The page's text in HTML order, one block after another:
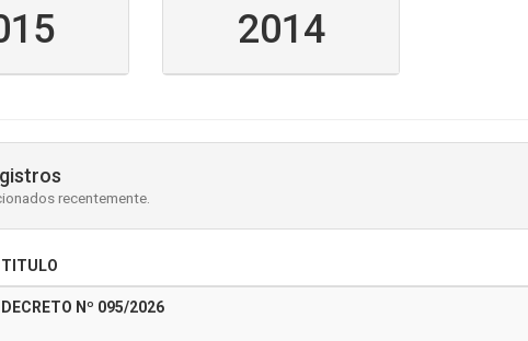
2014
recentemente.
TITULO
DECRETO Nº 095/2026